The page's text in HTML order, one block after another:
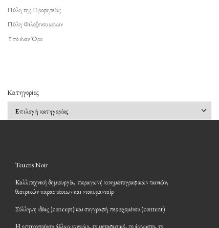
Πύλη της Προφητείας
Πύλη Φιλοξενουμένων
Υπό έναν Όρο
Kατηγορίες
Teucris Noir
Καλλιτεχνική δημιουργία, παραγωγή κινηματογραφικών ταινιών,
θεατρικών παραστάσεων και ντοκυμανταίρ
Σύλληψη ιδέας (concept) και συγγραφή περιεχομένου (content)
Η οπτικοποίηση άϋλων εννοιών, το μεταφυσικό, το άγνωστο, το